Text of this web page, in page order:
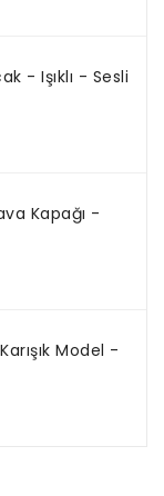
- Işıklı - Sesli
Kapağı -
Model -